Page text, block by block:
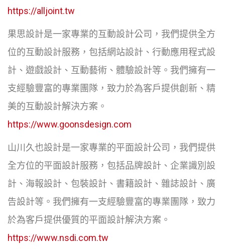
https://alljoint.tw
果思設計是一家專業的互動設計公司，我們提供全方
位的互動設計服務，包括網站設計、行動應用程式設
計、遊戲設計、互動藝術、體驗設計等。我們擁有一
支經驗豐富的專業團隊，致力於為客戶提供創新、精
美的互動設計解決方案。
https://www.goonsdesign.com
山川久也設計是一家專業的平面設計公司，我們提供
全方位的平面設計服務，包括品牌設計、企業識別設
計、海報設計、包裝設計、書籍設計、雜誌設計、廣
告設計等。我們擁有一支經驗豐富的專業團隊，致力
於為客戶提供優質的平面設計解決方案。
https://www.nsdi.com.tw